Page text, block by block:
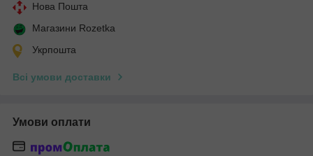
Нова Пошта
Магазини Rozetka
Укрпошта
Всі умови доставки
Умови оплати